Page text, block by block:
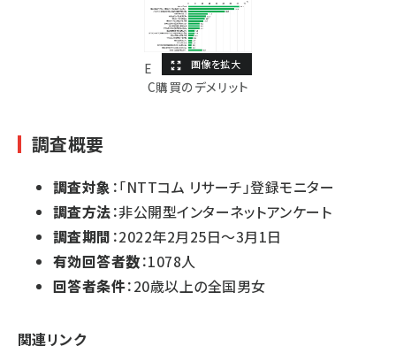
E
C購買のデメリット
調査概要
調査対象 ：「NTTコム リサーチ」登録モニター
調査方法：非公開型インターネットアンケート
調査期間 ：2022年2月25日～3月1日
有効回答者数：1078人
回答者条件：20歳以上の全国男女
関連リンク